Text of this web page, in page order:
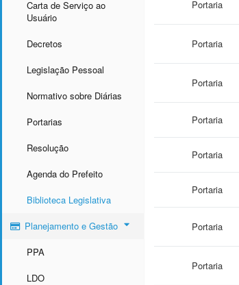
Carta de Serviço ao
Usuário
Decretos
Legislação Pessoal
Normativo sobre Diárias
Portarias
Resolução
Agenda do Prefeito
Biblioteca Legislativa
Planejamento e Gestão
PPA
LDO
Portaria
Portaria
Portaria
Portaria
Portaria
Portaria
Portaria
Portaria